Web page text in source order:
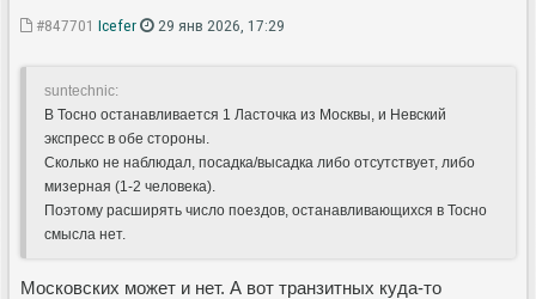
#847701 Icefer 29 янв 2026, 17:29
suntechnic:
В Тосно останавливается 1 Ласточка из Москвы, и Невский
экспресс в обе стороны.
Сколько не наблюдал, посадка/высадка либо отсутствует, либо
мизерная (1-2 человека).
Поэтому расширять число поездов, останавливающихся в Тосно
смысла нет.
Московских может и нет. А вот транзитных куда-то